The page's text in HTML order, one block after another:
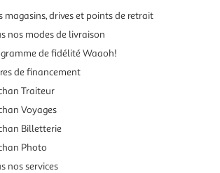
magasins, drives et points de retrait
nos modes de livraison
de fidélité Waaoh!
de financement
Traiteur
Voyages
Billetterie
Photo
nos services